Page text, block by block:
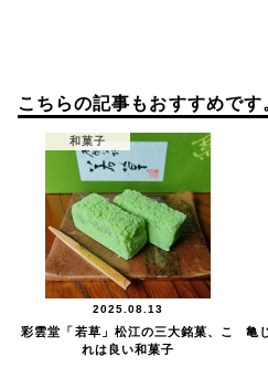
こちらの記事もおすすめです
和菓子
2025.08.13
彩雲堂「若草」松江の三大銘菓、こ
れは良い和菓子
亀